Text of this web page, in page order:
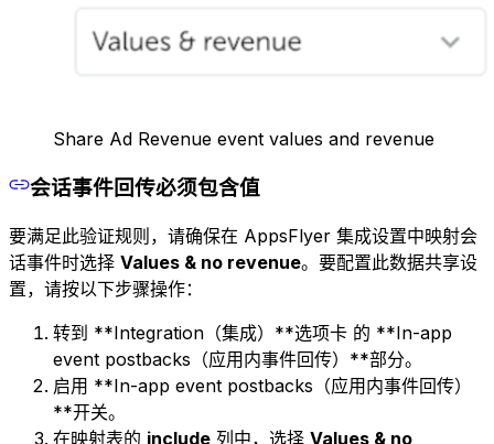
Share Ad Revenue event values and revenue
会话事件回传必须包含值
要满足此验证规则，请确保在 AppsFlyer 集成设置中映射会
话事件时选择 Values & no revenue。要配置此数据共享设
置，请按以下步骤操作：
转到 **Integration（集成）**选项卡 的 **In-app
event postbacks（应用内事件回传）**部分。
启用 **In-app event postbacks（应用内事件回传）
**开关。
在映射表的 include 列中，选择 Values & no